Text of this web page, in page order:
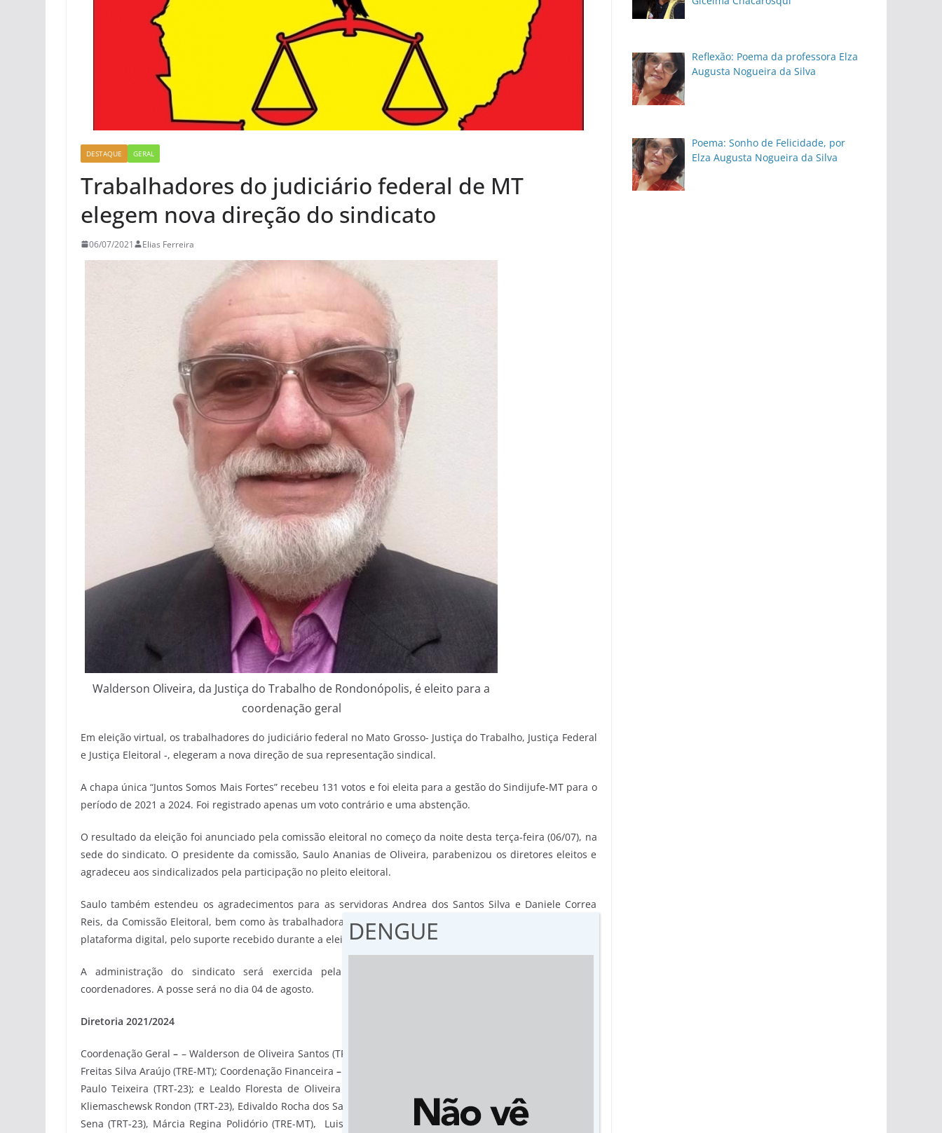
DESTAQUE GERAL
Trabalhadores do judiciário federal de MT
elegem nova direção do sindicato
06/07/2021 Elias Ferreira
Walderson Oliveira, da Justiça do Trabalho de Rondonópolis, é eleito para a
coordenação geral
Em eleição virtual, os trabalhadores do judiciário federal no Mato Grosso- Justiça do Trabalho, Justiça Federal
e Justiça Eleitoral -, elegeram a nova direção de sua representação sindical.
A chapa única “Juntos Somos Mais Fortes” recebeu 131 votos e foi eleita para a gestão do Sindijufe-MT para o
período de 2021 a 2024. Foi registrado apenas um voto contrário e uma abstenção.
O resultado da eleição foi anunciado pela comissão eleitoral no começo da noite desta terça-feira (06/07), na
sede do sindicato. O presidente da comissão, Saulo Ananias de Oliveira, parabenizou os diretores eleitos e
agradeceu aos sindicalizados pela participação no pleito eleitoral.
Saulo também estendeu os agradecimentos para as servidoras Andrea dos Santos Silva e Daniele Correa
Reis, da Comissão Eleitoral, bem como às trabalhadoras do sindicato pela dedicação, e à equipe técnica da
plataforma digital, pelo suporte recebido durante a eleição.
A administração do sindicato será exercida pela Diretoria Executiva Colegiada, composta de 17
coordenadores. A posse será no dia 04 de agosto.
Diretoria 2021/2024
Coordenação Geral – – Walderson de Oliveira Santos (TRT-23); – Jailson Antonio Barbosa (JF-MT); e Rodrigo de
Freitas Silva Araújo (TRE-MT); Coordenação Financeira –
Paulo Teixeira (TRT-23); e Lealdo Floresta de Oliveira (TRE-MT); Coordenação Executiva
Kliemaschewsk Rondon (TRT-23), Edivaldo Rocha dos Santos (TRE-MT), Júlia Viñe (TRE-MT), Camilo Almeida de
Sena (TRT-23), Márcia Regina Polidório (TRE-MT), Luis Cláudio de Campos Borges (TRT-23), Luiza Maria F.
Reflexão: Poema da professora Elza
Augusta Nogueira da Silva
Poema: Sonho de Felicidade, por
Elza Augusta Nogueira da Silva
DENGUE